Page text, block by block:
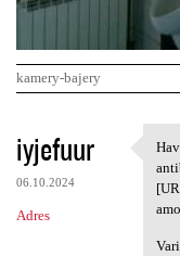
kamery-bajery
K
o
m
e
iyjefuur
06.10.2024
Adres